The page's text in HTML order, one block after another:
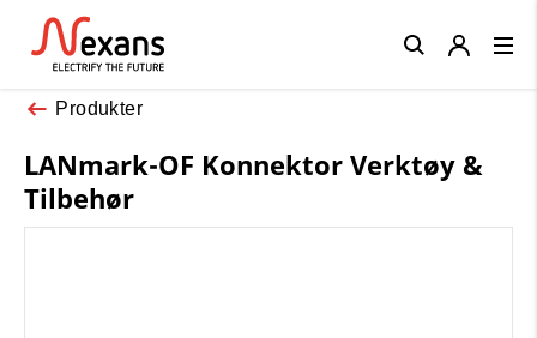
Produkter
LANmark-OF Konnektor Verktøy &
Tilbehør
Close